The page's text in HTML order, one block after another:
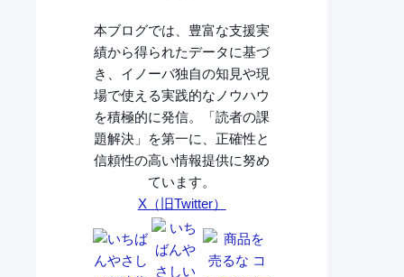
本ブログでは、豊富な支援実
績から得られたデータに基づ
き、イノーバ独自の知見や現
場で使える実践的なノウハウ
を積極的に発信。「読者の課
題解決」を第一に、正確性と
信頼性の高い情報提供に努め
ています。
X（旧Twitter）